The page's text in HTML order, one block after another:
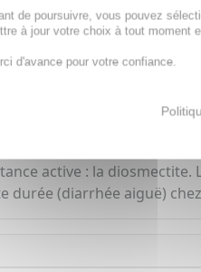
active : la
(diarrhée aiguë)
de poursuivre, vous pouvez
à jour votre choix à tout moment
d'avance pour votre confiance.